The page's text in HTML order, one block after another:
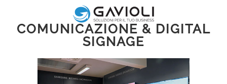
COMUNICAZIONE & DIGITAL
SIGNAGE